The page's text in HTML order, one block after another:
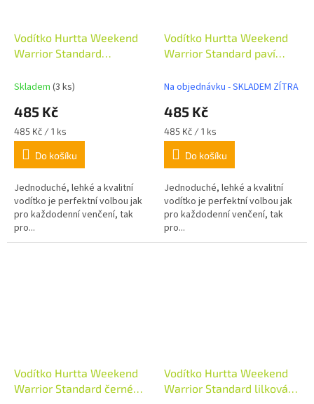
Vodítko Hurtta Weekend
Warrior Standard
Skladem (3 ks)
485 Kč
Měrná
cena:
485 Kč / 1 ks
Do košíku
Jednoduché, lehké a kvalitní
vodítko je perfektní volbou jak
pro každodenní venčení, tak
pro...
Vodítko Hurtta Weekend
Warrior Standard paví
Na objednávku - SKLADEM ZÍTRA
485 Kč
Měrná
cena:
485 Kč / 1 ks
Do košíku
Jednoduché, lehké a kvalitní
vodítko je perfektní volbou jak
pro každodenní venčení, tak
pro...
Vodítko Hurtta Weekend
Warrior Standard černé
Vodítko Hurtta Weekend
Warrior Standard lilková